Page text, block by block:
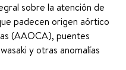
sobre la atención de
padecen origen aórtico
(AAOCA), puentes
y otras anomalías